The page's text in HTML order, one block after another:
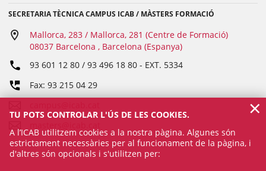
SECRETARIA TÈCNICA CAMPUS ICAB / MÀSTERS FORMACIÓ
Mallorca, 283 / Mallorca, 281 (Centre de Formació)
08037 Barcelona , Barcelona (Espanya)
93 601 12 80 / 93 496 18 80 - EXT. 5334
Fax: 93 215 04 29
TU POTS CONTROLAR L'ÚS DE LES COOKIES.
A l’ICAB utilitzem cookies a la nostra pàgina. Algunes són
estrictament necessàries per al funcionament de la pàgina, i
d'altres són opcionals i s'utilitzen per:
×